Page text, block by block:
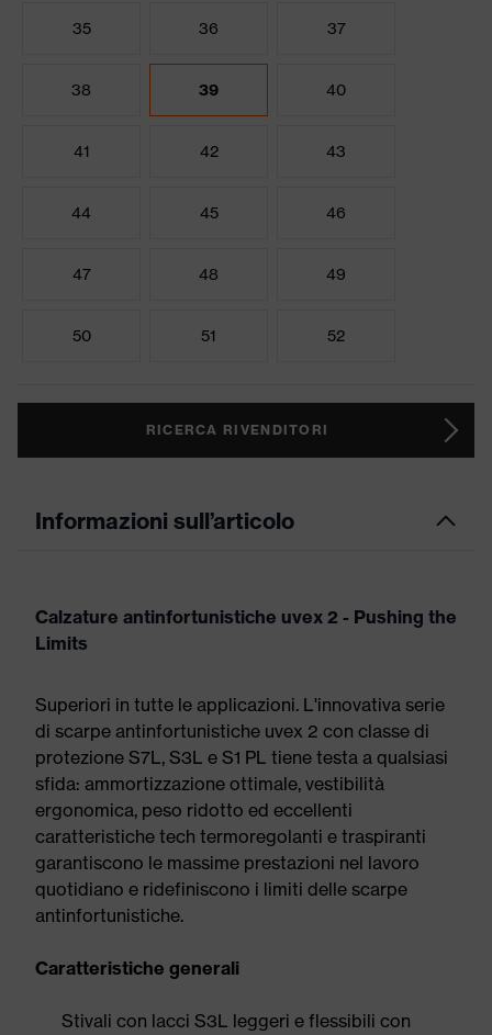
35 36 37
38 39 40
41 42 43
44 45 46
47 48 49
50 51 52
RICERCA RIVENDITORI
Informazioni sull’articolo
Calzature antinfortunistiche uvex 2 - Pushing the
Limits
Superiori in tutte le applicazioni. L'innovativa serie
di scarpe antinfortunistiche uvex 2 con classe di
protezione S7L, S3L e S1 PL tiene testa a qualsiasi
sfida: ammortizzazione ottimale, vestibilità
ergonomica, peso ridotto ed eccellenti
caratteristiche tech termoregolanti e traspiranti
garantiscono le massime prestazioni nel lavoro
quotidiano e ridefiniscono i limiti delle scarpe
antinfortunistiche.
Caratteristiche generali
Stivali con lacci S3L leggeri e flessibili con